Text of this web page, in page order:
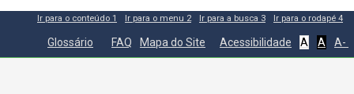
Ir para o conteúdo 1 Ir para o menu 2 Ir para a busca 3 Ir para o rodapé 4
Glossário FAQ Mapa do Site Acessibilidade A A A-